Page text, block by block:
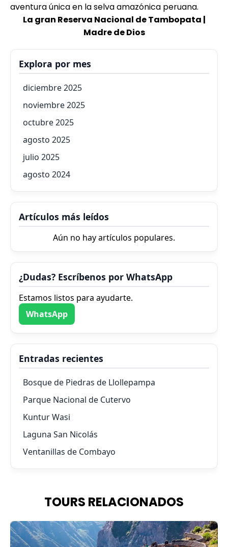
aventura única en la selva amazónica peruana.
La gran Reserva Nacional de Tambopata |
Madre de Dios
Explora por mes
diciembre 2025
noviembre 2025
octubre 2025
agosto 2025
julio 2025
agosto 2024
Artículos más leídos
Aún no hay artículos populares.
¿Dudas? Escríbenos por WhatsApp
Estamos listos para ayudarte.
WhatsApp
Entradas recientes
Bosque de Piedras de Llollepampa
Parque Nacional de Cutervo
Kuntur Wasi
Laguna San Nicolás
Ventanillas de Combayo
TOURS RELACIONADOS